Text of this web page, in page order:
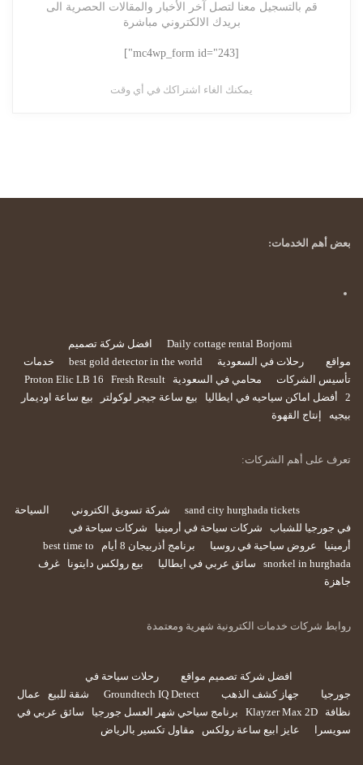
قم بالتسجيل معنا لتصل آخر الأخبار والمقالات الحصرية الى
بريدك الالكتروني مباشرة
[mc4wp_form id="243"]
يمكنك الغاء اشتراكك في أي وقت
بعض أهم الخدمات:
Daily cottage rental Borjomi
افضل شركة تصميم
مواقع
رحلات في السعودية best gold detector in the world
خدمات
تأسيس الشركات
محامي في السعودية Proton Elic LB 16
Fresh Result
2
أفضل اماكن سياحيه في ايطاليا بيع ساعة جيجر لوكولتر
بيع ساعة اوديمار
بيجيه
إنتاج القهوة
تعرف على أهم الشركات:
sand city hurghada tickets شركة تسويق الكتروني
السياحة
في جورجيا للشباب
شركات سياحة في أرمينيا
شركات سياحة في
أرمينيا
عروض سياحية في روسيا برنامج أذربيجان 8 أيام
best time to
snorkel in hurghada
سائق عربي في ايطاليا بيع رولكس دايتونا
غرف
جاهزة
روابط شركات خدمات الكترونية شهرية ومعتمدة
افضل شركة تصميم مواقع
رحلات سياحة في
جورجيا
جهاز كشف الذهب Groundtech IQ Detect شقة للبيع
عمال
نظافة
Klayzer Max 2D برنامج سياحي شهر العسل جورجيا
سائق عربي في
سويسرا
عايز ابيع ساعة رولكس مقاول تكسير بالرياض